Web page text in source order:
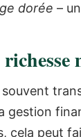
dorée –
gestion
cela peut